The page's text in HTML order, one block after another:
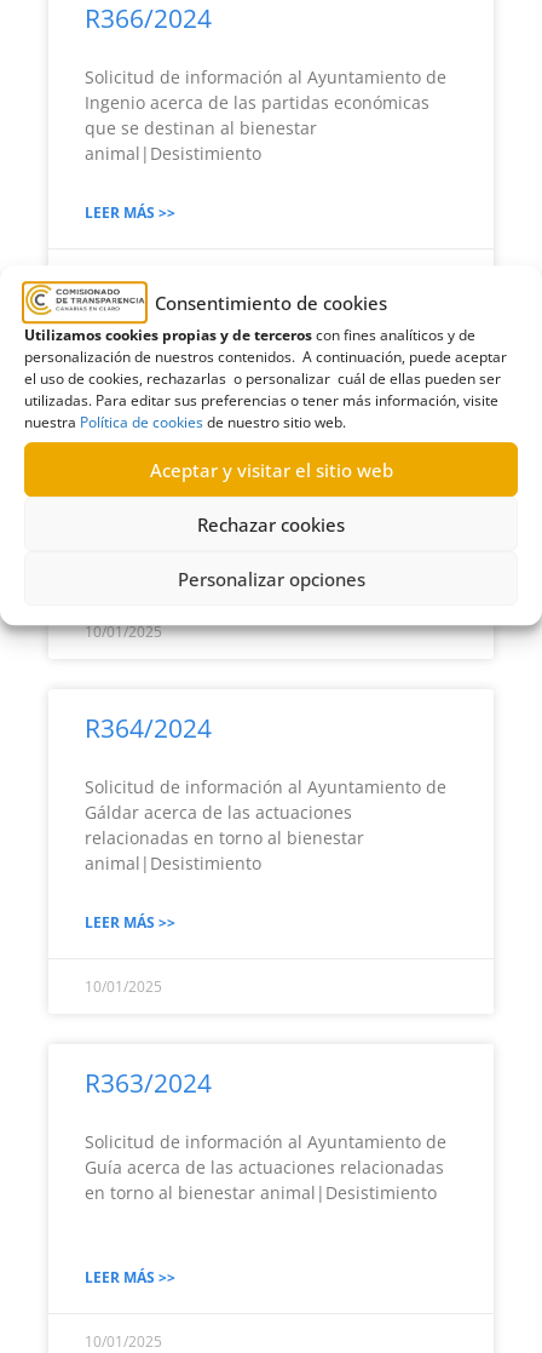
Consentimiento de cookies
Utilizamos cookies propias y de terceroscon fines analíticos y de
personalización de nuestros contenidos. A continuación, puede aceptar
el uso de cookies, rechazarlas o personalizar cuál de ellas pueden ser
utilizadas. Para editar sus preferencias o tener más información, visite
nuestra Política de cookiesde nuestro sitio web.
Aceptar y visitar el sitio web
Rechazar cookies
Personalizar opciones
R366/2024
Solicitud de información al Ayuntamiento de
Ingenio acerca de las partidas económicas
que se destinan al bienestar
animal|Desistimiento
LEER MÁS >>
10/01/2025
R365/2024
Solicitud de información al Ayuntamiento de
Arucas sobre partidas económicas que se
dirigen al bienestar animal y centro de
10/01/2025
R364/2024
Solicitud de información al Ayuntamiento de
Gáldar acerca de las actuaciones
relacionadas en torno al bienestar
animal|Desistimiento
LEER MÁS >>
10/01/2025
R363/2024
Solicitud de información al Ayuntamiento de
Guía acerca de las actuaciones relacionadas
en torno al bienestar animal|Desistimiento
LEER MÁS >>
10/01/2025